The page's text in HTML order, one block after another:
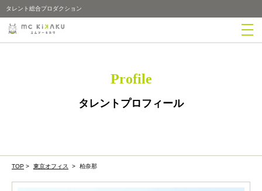
タレント総合プロダクション
Profile
タレントプロフィール
TOP > 東京オフィス > 柏奈那